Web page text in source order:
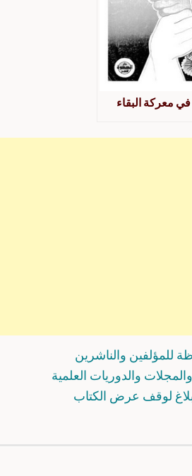
معركة البقاء
للمؤلفين والناشرين
والدوريات العلمية
لوقف عرض الكتاب